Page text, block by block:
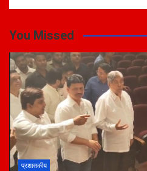
You Missed
प्रशासकीय